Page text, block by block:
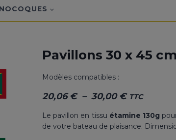
Pavillons 30 x 45
Modèles compatibles :
20,06€ – 30,00 €Plage
de
prix :
TTC
Le pavillon en tissu étamine 130g
de votre bateau de plaisance.